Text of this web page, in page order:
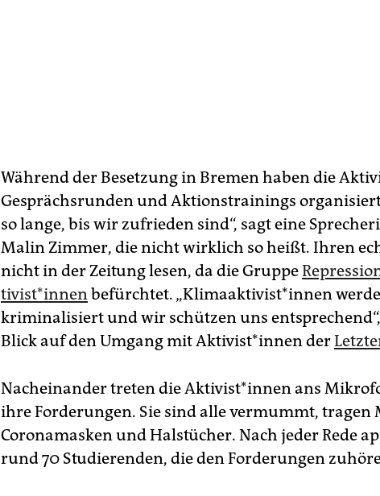
Während der Besetzung in Bremen haben die
Gesprächsrunden und Aktionstrainings
so lange, bis wir zufrieden sind“, sagt eine
Malin Zimmer, die nicht wirklich so heißt. Ihren
nicht in der Zeitung lesen, da die Gruppe
ti­vis­t*in­nenbefürchtet. „Klimaaktivist*innen
kriminalisiert und wir schützen uns
Blick auf den Umgang mit Ak­ti­vis­t*in­nen der
Nacheinander treten die Ak­ti­vis­t*in­nen ans
ihre Forderungen. Sie sind alle vermummt, tragen
Coronamasken und Halstücher. Nach jeder Rede
rund 70 Studierenden, die den Forderungen